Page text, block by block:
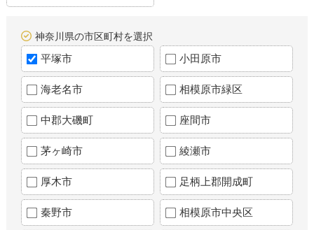
神奈川県の市区町村を選択
平塚市 小田原市
海老名市 相模原市緑区
中郡大磯町 座間市
茅ヶ崎市 綾瀬市
厚木市 足柄上郡開成町
秦野市 相模原市中央区